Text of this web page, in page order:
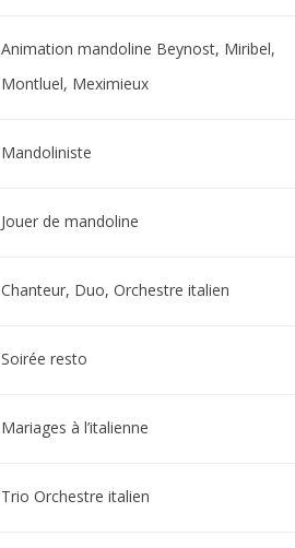
Animation mandoline Beynost, Miribel,
Montluel, Meximieux
Mandoliniste
Jouer de mandoline
Chanteur, Duo, Orchestre italien
Soirée resto
Mariages à l’italienne
Trio Orchestre italien